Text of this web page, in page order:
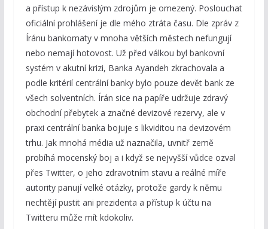
a přístup k nezávislým zdrojům je omezený. Poslouchat
oficiální prohlášení je dle mého ztráta času. Dle zpráv z
Íránu bankomaty v mnoha větších městech nefungují
nebo nemají hotovost. Už před válkou byl bankovní
systém v akutní krizi, Banka Ayandeh zkrachovala a
podle kritérií centrální banky bylo pouze devět bank ze
všech solventních. Írán sice na papíře udržuje zdravý
obchodní přebytek a značné devizové rezervy, ale v
praxi centrální banka bojuje s likviditou na devizovém
trhu. Jak mnohá média už naznačila, uvnitř země
probíhá mocenský boj a i když se nejvyšší vůdce ozval
přes Twitter, o jeho zdravotním stavu a reálné míře
autority panují velké otázky, protože gardy k němu
nechtějí pustit ani prezidenta a přístup k účtu na
Twitteru může mít kdokoliv.